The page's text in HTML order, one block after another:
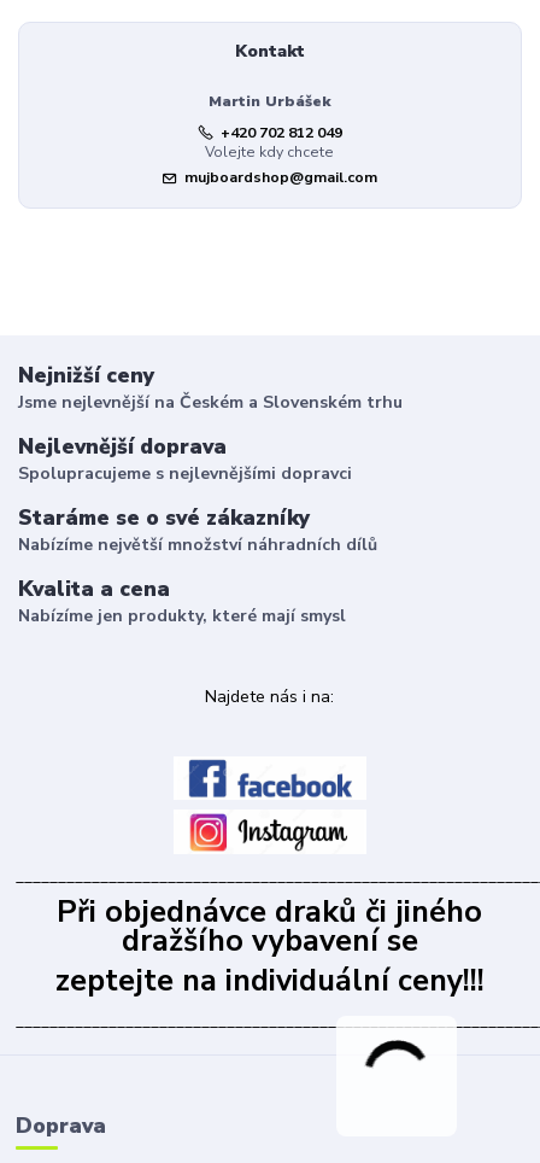
Kontakt
Martin Urbášek
+420 702 812 049
Volejte kdy chcete
mujboardshop@gmail.com
Nejnižší ceny
Jsme nejlevnější na Českém a Slovenském trhu
Nejlevnější doprava
Spolupracujeme s nejlevnějšími dopravci
Staráme se o své zákazníky
Nabízíme největší množství náhradních dílů
Kvalita a cena
Nabízíme jen produkty, které mají smysl
Najdete nás i na:
Při objednávce draků či jiného
dražšího vybavení se
zeptejte na individuální ceny!!!
Doprava